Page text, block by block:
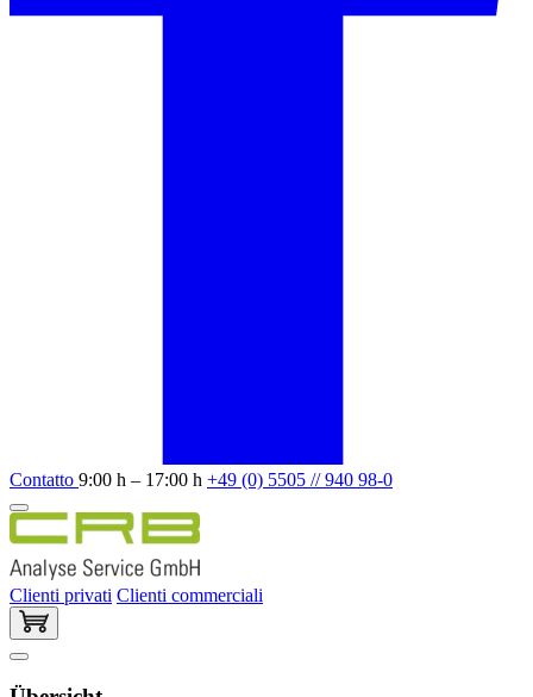
Contatto 9:00 h – 17:00 h +49 (0) 5505 // 940 98-0
Clienti privati Clienti commerciali